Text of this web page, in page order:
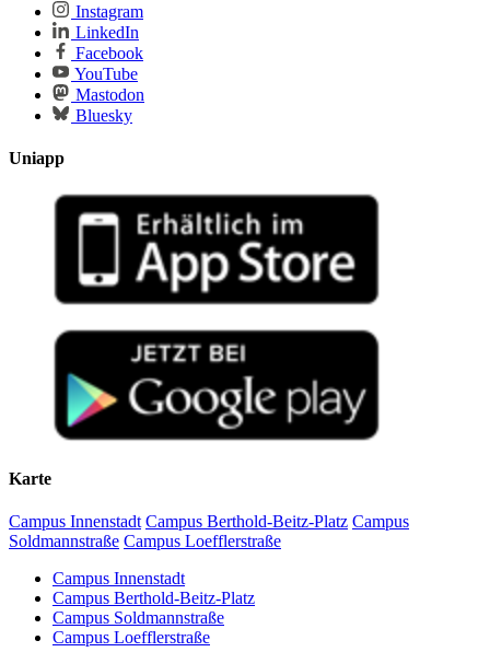
Instagram
LinkedIn
Facebook
YouTube
Mastodon
Bluesky
Uniapp
Karte
Campus Innenstadt Campus Berthold-Beitz-Platz Campus
Soldmannstraße Campus Loefflerstraße
Campus Innenstadt
Campus Berthold-Beitz-Platz
Campus Soldmannstraße
Campus Loefflerstraße